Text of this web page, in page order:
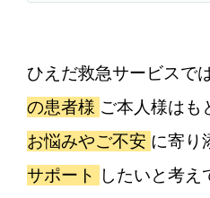
ひえだ救急サービスでは
の患者様 ご本人様はも
お悩みやご不安 に寄り
サポート
したいと考え